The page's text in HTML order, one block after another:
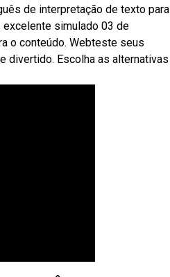
de interpretação de texto para
excelente simulado 03 de
o conteúdo. Webteste seus
divertido. Escolha as alternativas